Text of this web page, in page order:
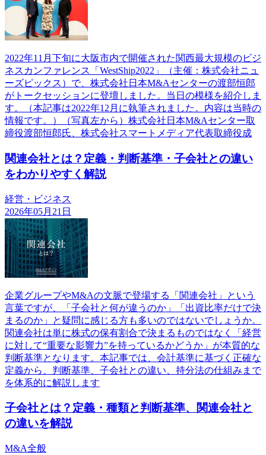
2022年11月下旬に大阪市内で開催された関西最大規模のビジ
ネスカンファレンス「WestShip2022」（主催：株式会社ニュ
ーズピックス）で、株式会社日本M&Aセンターの渡部恒郎
がトークセッションに登壇しました。当日の模様を紹介しま
す。（本記事は2022年12月に執筆されました。内容は当時の
情報です。）（写真左から）株式会社日本M&Aセンター取
締役渡部恒郎氏、株式会社スマートメディア代表取締役成
関連会社とは？定義・判断基準・子会社との違い
をわかりやすく解説
経営・ビジネス
2026年05月21日
企業グループやM&Aの文脈で登場する「関連会社」という
言葉ですが、「子会社と何が違うのか」「出資比率だけで決
まるのか」と疑問に感じる方も多いのではないでしょうか。
関連会社は単に株式の保有割合で決まるものではなく「経営
に対して“重要な影響力”を持っているかどうか」が本質的な
判断基準となります。本記事では、会計基準に基づく正確な
定義から、判断基準、子会社との違い、持分法の仕組みまで
を体系的に解説します
子会社とは？定義・種類と判断基準、関連会社と
の違いを解説
M&A全般